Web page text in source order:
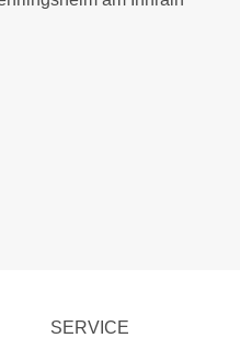
SERVICE